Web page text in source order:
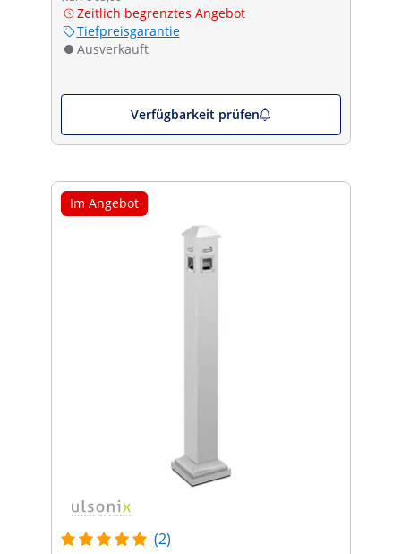
Zeitlich begrenztes Angebot
Tiefpreisgarantie
Ausverkauft
Verfügbarkeit prüfen
Im Angebot
(2)